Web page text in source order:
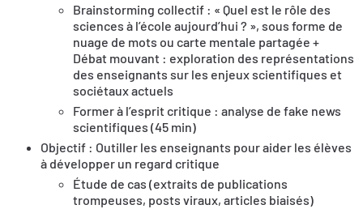
Brainstorming collectif : « Quel est le rôle des
sciences à l’école aujourd’hui ? », sous forme de
nuage de mots ou carte mentale partagée +
Débat mouvant : exploration des représentations
des enseignants sur les enjeux scientifiques et
sociétaux actuels
Former à l’esprit critique : analyse de fake news
scientifiques (45 min)
Objectif : Outiller les enseignants pour aider les élèves
à développer un regard critique
Étude de cas (extraits de publications
trompeuses, posts viraux, articles biaisés)